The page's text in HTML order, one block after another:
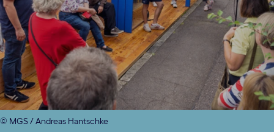
© MGS / Andreas Hantschke